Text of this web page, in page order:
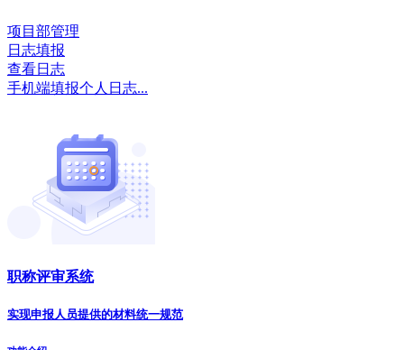
项目部管理
日志填报
查看日志
手机端填报个人日志...
职称评审系统
实现申报人员提供的材料统一规范